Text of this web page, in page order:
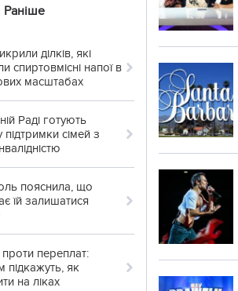
Раніше
ділків, які
спиртовмісні напої в
масштабах
Раді готують
сімей з
пояснила, що
їй залишатися
переплат:
підкажуть, як
на ліках